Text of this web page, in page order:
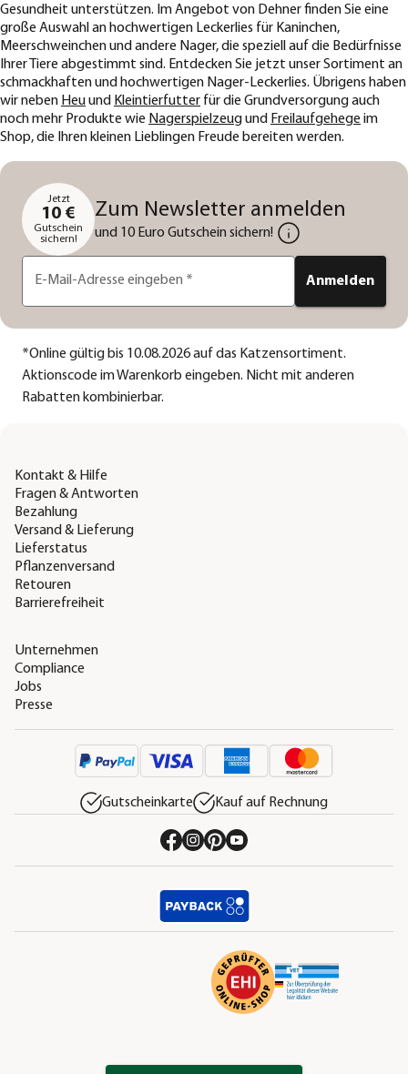
Gesundheit unterstützen. Im Angebot von Dehner finden Sie eine
große Auswahl an hochwertigen Leckerlies für Kaninchen,
Meerschweinchen und andere Nager, die speziell auf die Bedürfnisse
Ihrer Tiere abgestimmt sind. Entdecken Sie jetzt unser Sortiment an
schmackhaften und hochwertigen Nager-Leckerlies. Übrigens haben
wir neben Heuund Kleintierfutter für die Grundversorgung auch
noch mehr Produkte wie Nagerspielzeugund Freilaufgehege im
Shop, die Ihren kleinen Lieblingen Freude bereiten werden.
Jetzt
10 €
Gutschein
sichern!
Zum Newsletter anmelden
und 10 Euro Gutschein sichern!
E-Mail-Adresse eingeben * Anmelden
*Online gültig bis 10.08.2026 auf das Katzensortiment.
Aktionscode im Warenkorb eingeben. Nicht mit anderen
Rabatten kombinierbar.
Kontakt & Hilfe
Fragen & Antworten
Bezahlung
Versand & Lieferung
Lieferstatus
Pflanzenversand
Retouren
Barrierefreiheit
Unternehmen
Compliance
Jobs
Presse
Gutscheinkarte Kauf auf Rechnung